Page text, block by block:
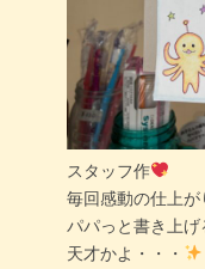
スタッフ作
毎回感動の仕上が
パパっと書き上
天才かよ・・・